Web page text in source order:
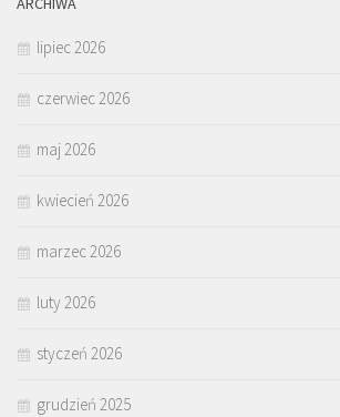
lipiec 2026
czerwiec 2026
maj 2026
kwiecień 2026
marzec 2026
luty 2026
styczeń 2026
grudzień 2025